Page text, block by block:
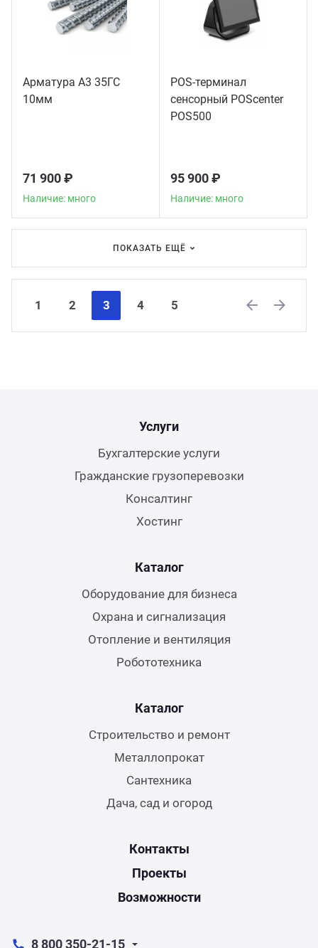
Арматура А3 35ГС
10мм
71 900 ₽
Наличие: много
POS-терминал
сенсорный POScenter
POS500
95 900 ₽
Наличие: много
ПОКАЗАТЬ ЕЩЁ
1 2 3 4
5
Услуги
Бухгалтерские услуги
Гражданские грузоперевозки
Консалтинг
Хостинг
Каталог
Оборудование для бизнеса
Охрана и сигнализация
Отопление и вентиляция
Робототехника
Каталог
Строительство и ремонт
Металлопрокат
Сантехника
Дача, сад и огород
Контакты
Проекты
Возможности
8 800 350-21-15